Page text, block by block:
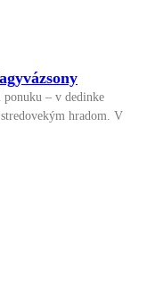
ponuku – v dedinke
hradom. V